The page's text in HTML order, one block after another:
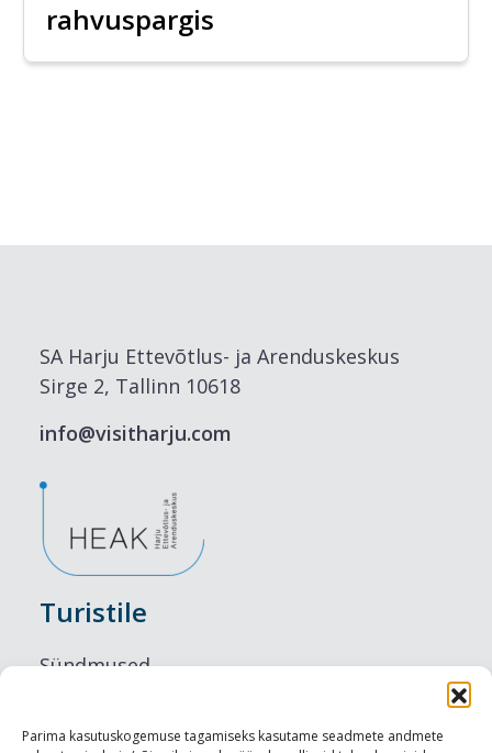
Parima kasutuskogemuse tagamiseks kasutame seadmete andmete
rahvuspargis
SA Harju Ettevõtlus- ja Arenduskeskus
Sirge 2, Tallinn 10618
info@visitharju.com
Turistile
Sündmused